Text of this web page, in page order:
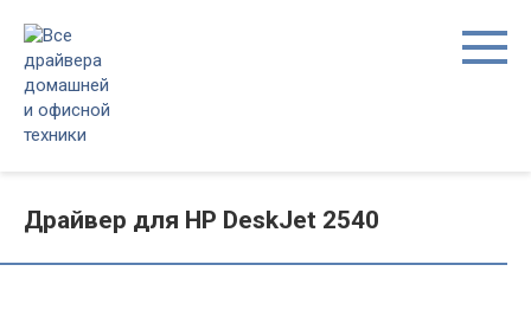
контенту
Драйвер для HP DeskJet 2540